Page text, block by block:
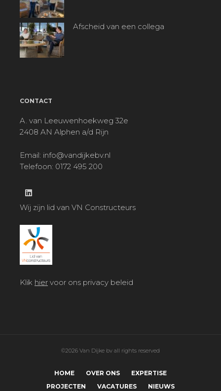
Afscheid van een collega
CONTACT
A. van Leeuwenhoekweg 32e
2408 AN Alphen a/d Rijn
Email: info@vandijkebv.nl
Telefoon: 0172 495 200
Wij zijn lid van VN Constructeurs
Klik hier voor ons privacy beleid
©2026 Van Dijke bv all rights reserved
HOME OVER ONS
EXPERTISE
PROJECTEN
VACATURES NIEUWS